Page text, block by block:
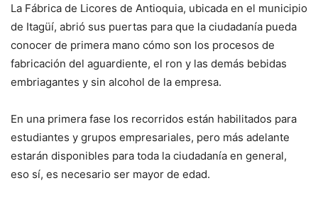
La Fábrica de Licores de Antioquia, ubicada en el municipio
de Itagüí, abrió sus puertas para que la ciudadanía pueda
conocer de primera mano cómo son los procesos de
fabricación del aguardiente, el ron y las demás bebidas
embriagantes y sin alcohol de la empresa.
En una primera fase los recorridos están habilitados para
estudiantes y grupos empresariales, pero más adelante
estarán disponibles para toda la ciudadanía en general,
eso sí, es necesario ser mayor de edad.